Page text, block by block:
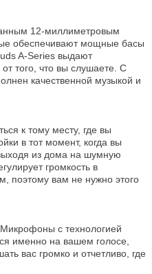
12-миллиметровым
обеспечивают мощные басы
A-Series выдают
того, что вы слушаете. С
качественной музыкой и
к тому месту, где вы
в тот момент, когда вы
из дома на шумную
громкость в
поэтому вам не нужно этого
Микрофоны с технологией
именно на вашем голосе,
вас громко и отчетливо, где